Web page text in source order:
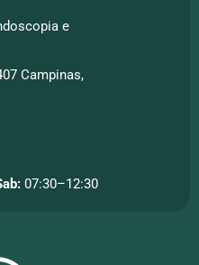
e
Campinas,
07:30–12:30